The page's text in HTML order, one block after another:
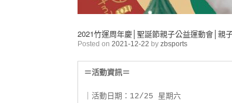
2021竹運周年慶│聖誕節親子公益運動會│親
Posted on 2021-12-22 by zbsports
｜活動日期：12/25 星期六